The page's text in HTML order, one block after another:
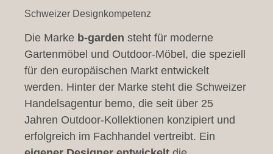
Schweizer Designkompetenz
Die Marke b-garden steht für moderne
Gartenmöbel und Outdoor-Möbel, die speziell
für den europäischen Markt entwickelt
werden. Hinter der Marke steht die Schweizer
Handelsagentur bemo, die seit über 25
Jahren Outdoor-Kollektionen konzipiert und
erfolgreich im Fachhandel vertreibt. Ein